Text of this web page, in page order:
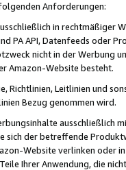
Anforderungen:
in rechtmäßiger
PA API, Datenfeeds oder
nicht in der Werbung
Amazon-Website besteht.
Richtlinien, Leitlinien und
Bezug genommen wird.
ausschließlich
sich der betreffende
Website verlinken oder
Ihrer Anwendung, die